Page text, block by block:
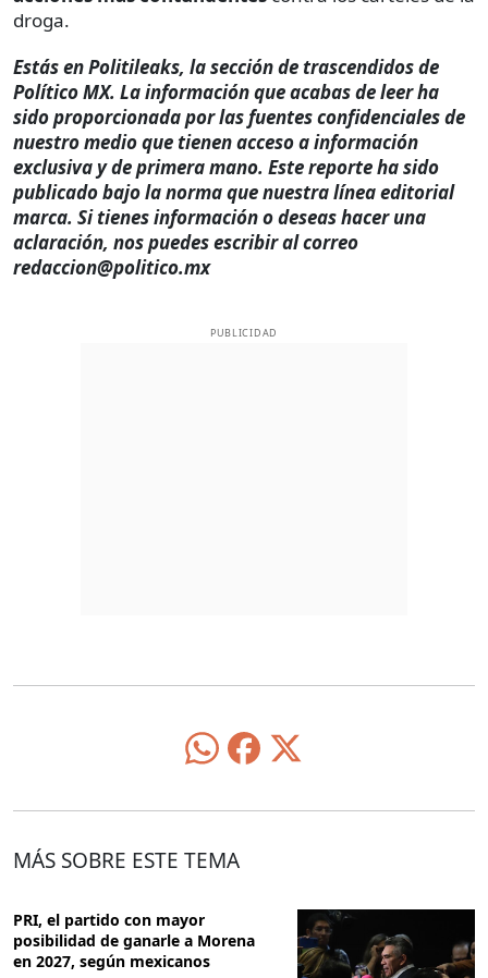
droga.
Estás en Politileaks, la sección de trascendidos de
Político MX. La información que acabas de leer ha
sido proporcionada por las fuentes confidenciales de
nuestro medio que tienen acceso a información
exclusiva y de primera mano. Este reporte ha sido
publicado bajo la norma que nuestra línea editorial
marca. Si tienes información o deseas hacer una
aclaración, nos puedes escribir al correo
redaccion@politico.mx
PUBLICIDAD
MÁS SOBRE ESTE TEMA
PRI, el partido con mayor
posibilidad de ganarle a Morena
en 2027, según mexicanos